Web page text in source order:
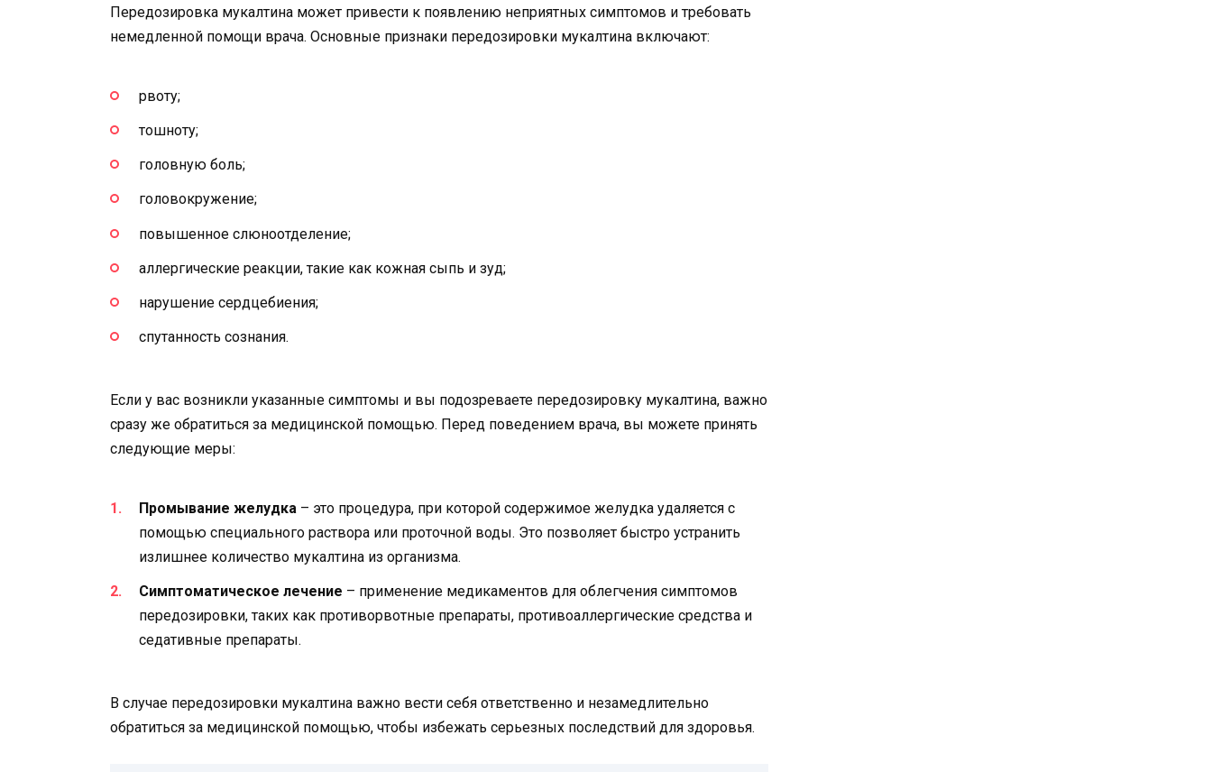
Передозировка мукалтина может привести к появлению неприятных симптомов и требовать
немедленной помощи врача. Основные признаки передозировки мукалтина включают:
рвоту;
тошноту;
головную боль;
головокружение;
повышенное слюноотделение;
аллергические реакции, такие как кожная сыпь и зуд;
нарушение сердцебиения;
спутанность сознания.
Если у вас возникли указанные симптомы и вы подозреваете передозировку мукалтина, важно
сразу же обратиться за медицинской помощью. Перед поведением врача, вы можете принять
следующие меры:
Промывание желудка – это процедура, при которой содержимое желудка удаляется с
помощью специального раствора или проточной воды. Это позволяет быстро устранить
излишнее количество мукалтина из организма.
Симптоматическое лечение – применение медикаментов для облегчения симптомов
передозировки, таких как противорвотные препараты, противоаллергические средства и
седативные препараты.
В случае передозировки мукалтина важно вести себя ответственно и незамедлительно
обратиться за медицинской помощью, чтобы избежать серьезных последствий для здоровья.